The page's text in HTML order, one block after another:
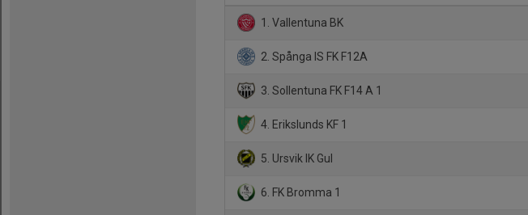
1. Vallentuna BK
2. Spånga IS FK F12A
3. Sollentuna FK F14 A 1
4. Erikslunds KF 1
5. Ursvik IK Gul
6. FK Bromma 1